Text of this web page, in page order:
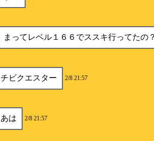
まってレベル１６６でススキ行ってたの
チビクエスター 2/8 21:57
あは 2/8 21:57